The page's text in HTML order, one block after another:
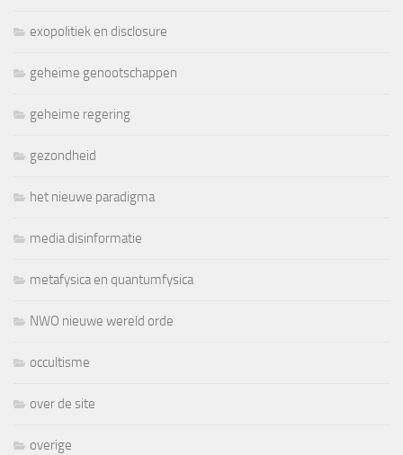
exopolitiek en disclosure
geheime genootschappen
geheime regering
gezondheid
het nieuwe paradigma
media disinformatie
metafysica en quantumfysica
NWO nieuwe wereld orde
occultisme
over de site
overige